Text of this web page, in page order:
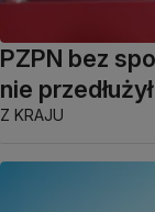
PZPN bez
nie
Z KRAJU